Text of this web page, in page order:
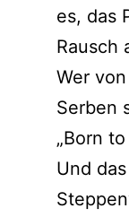
es, das
Rausch
Wer
Serben
„Born
Und